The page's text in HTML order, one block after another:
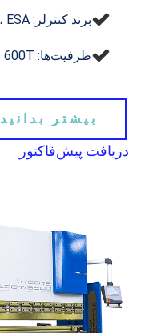
برند کنترلر: ESTUN، DELEM، CYBELEC، ESA
ظرفیت‌ها: 30T - 600T
بیشتر بدانید
دریافت پیش‌فاکتور